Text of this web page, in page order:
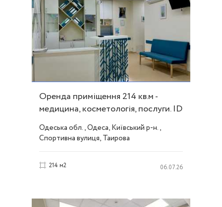
Оренда приміщення 214 кв.м -
медицина, косметологія, послуги. ID
53822
Одеська обл., Одеса, Київський р-н.,
Спортивна вулиця, Таирова
214 м2 06.07.26